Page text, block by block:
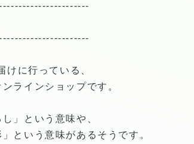
に行っている、
ラインショップです。
」という意味や、
という意味があるそうです。